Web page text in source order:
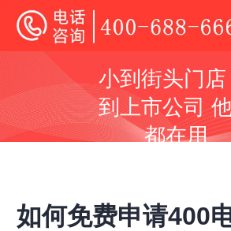
全国400电话受理中心
400号码呼叫中心平台技术服务商
同等号码，服务更优
400电
小到街头门店
到上市公司
都在用
如何免费申请400